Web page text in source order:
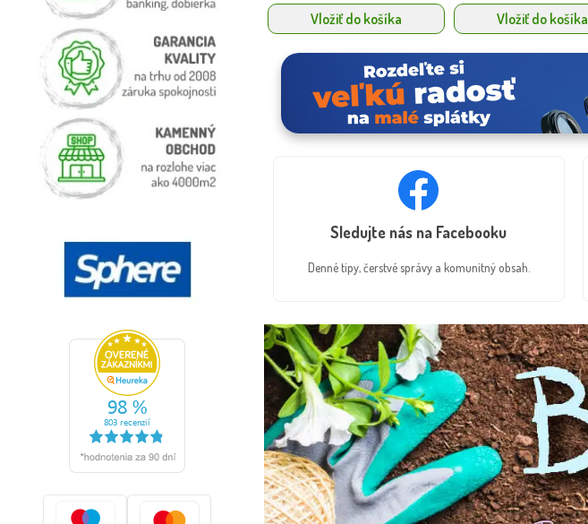
Vložiť do košíka Vložiť do košíka
Sledujte nás na Facebooku
Denné tipy, čerstvé správy a komunitný obsah.